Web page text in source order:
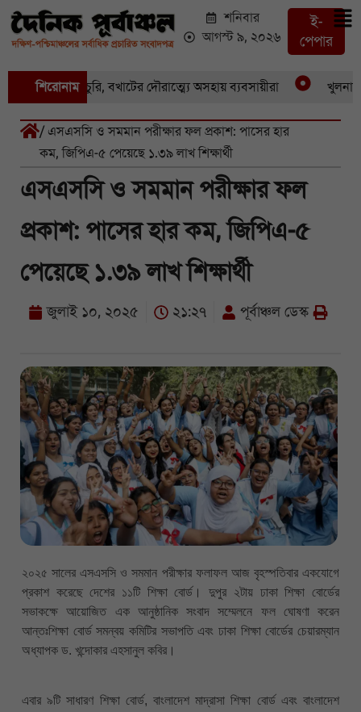
শনিবার
আগস্ট ৯, ২০২৬
ই-
পেপার
শিরোনাম
পর একচুরি, বখাটের দৌরাত্ম্যে অসহায় ব্যবসায়ীরা খুলনার
/ এসএসসি ও সমমান পরীক্ষার ফল প্রকাশ: পাসের হার
কম, জিপিএ-৫ পেয়েছে ১.৩৯ লাখ শিক্ষার্থী
এসএসসি ও সমমান পরীক্ষার ফল
প্রকাশ: পাসের হার কম, জিপিএ-৫
পেয়েছে ১.৩৯ লাখ শিক্ষার্থী
জুলাই ১০, ২০২৫ ২১:২৭ পূর্বাঞ্চল ডেস্ক
২০২৫ সালের এসএসসি ও সমমান পরীক্ষার ফলাফল আজ বৃহস্পতিবার একযোগে
প্রকাশ করেছে দেশের ১১টি শিক্ষা বোর্ড। দুপুর ২টায় ঢাকা শিক্ষা বোর্ডের
সভাকক্ষে আয়োজিত এক আনুষ্ঠানিক সংবাদ সম্মেলনে ফল ঘোষণা করেন
আন্তঃশিক্ষা বোর্ড সমন্বয় কমিটির সভাপতি এবং ঢাকা শিক্ষা বোর্ডের চেয়ারম্যান
অধ্যাপক ড. খন্দোকার এহসানুল কবির।
এবার ৯টি সাধারণ শিক্ষা বোর্ড, বাংলাদেশ মাদ্রাসা শিক্ষা বোর্ড এবং বাংলাদেশ